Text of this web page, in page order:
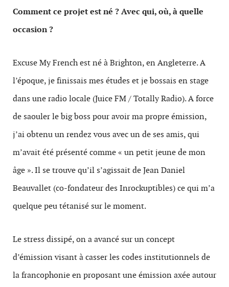
Comment ce projet est né ? Avec qui, où, à quelle
occasion ?
Excuse My French est né à Brighton, en Angleterre. A
l’époque, je finissais mes études et je bossais en stage
dans une radio locale (Juice FM / Totally Radio). A force
de saouler le big boss pour avoir ma propre émission,
j’ai obtenu un rendez vous avec un de ses amis, qui
m’avait été présenté comme « un petit jeune de mon
âge ». Il se trouve qu’il s’agissait de Jean Daniel
Beauvallet (co-fondateur des Inrockuptibles) ce qui m’a
quelque peu tétanisé sur le moment.
Le stress dissipé, on a avancé sur un concept
d’émission visant à casser les codes institutionnels de
la francophonie en proposant une émission axée autour